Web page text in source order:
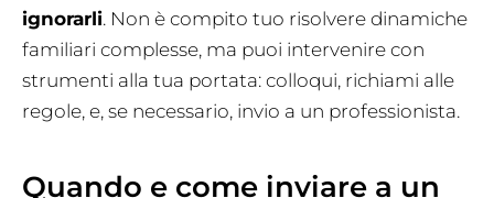
ignorarli. Non è compito tuo risolvere dinamiche
familiari complesse, ma puoi intervenire con
strumenti alla tua portata: colloqui, richiami alle
regole, e, se necessario, invio a un professionista.
Quando e come inviare a un